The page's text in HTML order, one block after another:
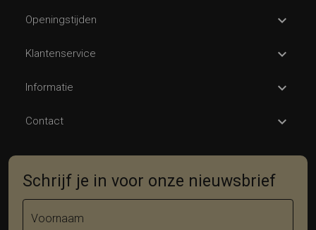
Openingstijden
Klantenservice
Informatie
Contact
Schrijf je in voor onze nieuwsbrief
Voornaam